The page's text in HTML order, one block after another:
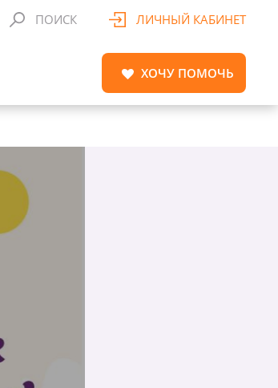
ПОИСК ЛИЧНЫЙ КАБИНЕТ
ХОЧУ ПОМОЧЬ